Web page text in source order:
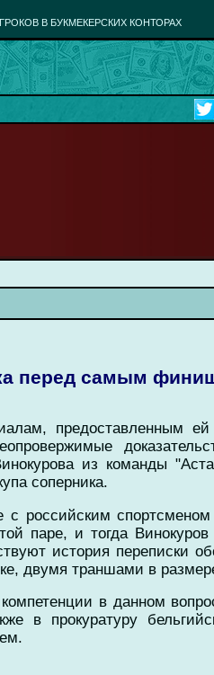
В БУКМЕКЕРСКИХ КОНТОРАХ
перед самым
предоставленным ей
из команды
соперника.
с российским
паре, и тогда
история переписки
двумя траншами в
в данном
в прокуратуру